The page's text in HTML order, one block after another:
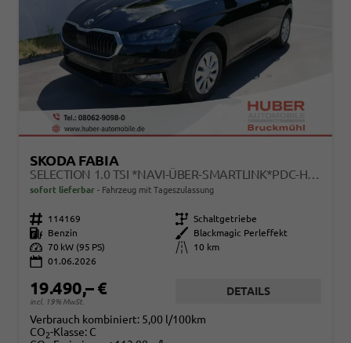
SKODA FABIA
SELECTION 1.0 TSI *NAVI-ÜBER-SMARTLINK*PDC-HI*LED*SHZ*KLIMA*RADIO
sofort lieferbar Fahrzeug mit Tageszulassung
Fahrzeugnr. 114169 Getriebe Schaltgetriebe
Kraftstoff
Benzin Außenfarbe
Blackmagic Perleffekt
Leistung 70 kW (95 PS) Kilometerstand
10 km
01.06.2026
19.490,– €
incl. 19% MwSt.
DETAILS
Verbrauch kombiniert: 5,00 l/100km
CO2-Klasse: C